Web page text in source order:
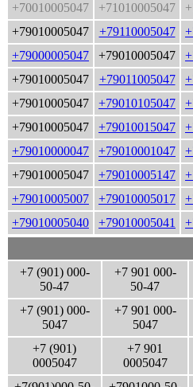
+70010005047
+71010005047
+79010005047
+79110005047
+79000005047
+79010005047
+79010005047
+79011005047
+79010005047
+79010105047
+79010005047
+79010015047
+79010000047
+79010001047
+79010005047
+79010005147
+79010005007
+79010005017
+79010005040
+79010005041
+7 (901) 000-
50-47
+7 901 000-
50-47
+7 (901) 000-
5047
+7 901 000-
5047
+7 (901)
0005047
+7 901
0005047